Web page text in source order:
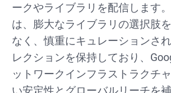
ークやライブラリを配信します
は、膨大なライブラリの選択肢
なく、慎重にキュレーションさ
レクションを保持しており、
ットワークインフラストラクチ
い安定性とグローバルリーチを